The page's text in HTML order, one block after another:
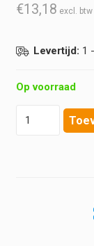
€13,18
Levertijd: 1
Op voorraad